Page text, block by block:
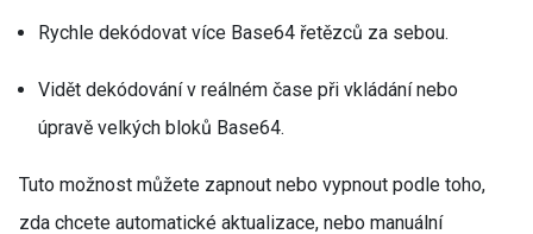
Rychle dekódovat více Base64 řetězců za sebou.
Vidět dekódování v reálném čase při vkládání nebo
úpravě velkých bloků Base64.
Tuto možnost můžete zapnout nebo vypnout podle toho,
zda chcete automatické aktualizace, nebo manuální